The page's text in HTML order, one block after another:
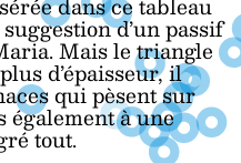
d’un passif
Mais le triangle
d’épaisseur, il
qui pèsent sur
à une
tout.